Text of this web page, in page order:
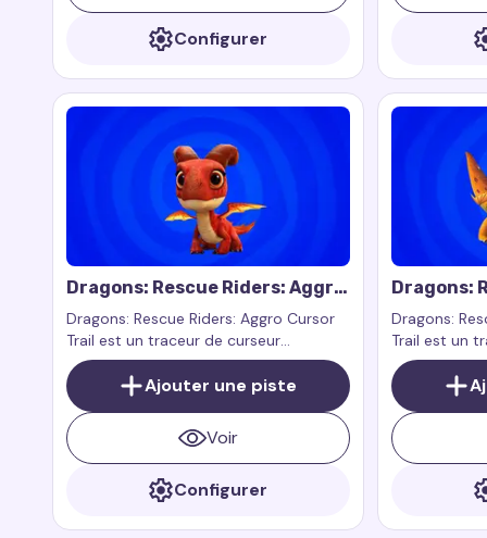
Configurer
Dragons: Rescue Riders: Aggro
Cursor Trail
Dragons: Rescue Riders: Aggro Cursor
Trail est un traceur de curseur
personnalisé inspiré par Aggro de
l'émission Dragons: Rescue Riders.
Aggro est un dragon fort et grand qui
est toujours prêt à protéger ses amis.
Ajouter une piste
Voir
Configurer
Dragons:
Zeppla
Dragons:
Trail est un
Zeppla de
Riders.
rapide et
prêt à aider